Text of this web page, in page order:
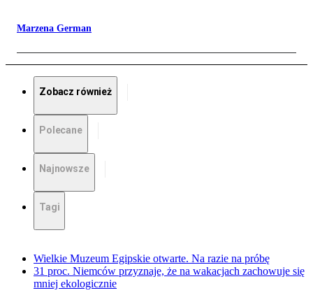
Marzena German
Zobacz również
Polecane
Najnowsze
Tagi
Wielkie Muzeum Egipskie otwarte. Na razie na próbę
31 proc. Niemców przyznaje, że na wakacjach zachowuje się
mniej ekologicznie